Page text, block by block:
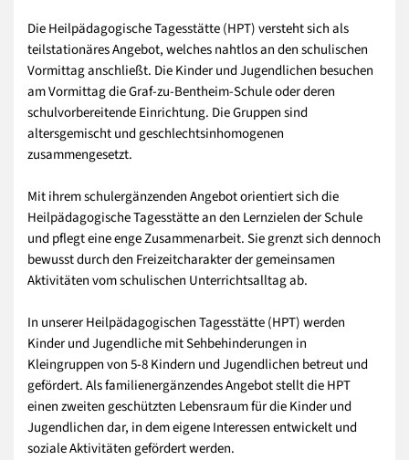
Die Heilpädagogische Tagesstätte (HPT) versteht sich als
teilstationäres Angebot, welches nahtlos an den schulischen
Vormittag anschließt. Die Kinder und Jugendlichen besuchen
am Vormittag die Graf-zu-Bentheim-Schule oder deren
schulvorbereitende Einrichtung. Die Gruppen sind
altersgemischt und geschlechtsinhomogenen
zusammengesetzt.
Mit ihrem schulergänzenden Angebot orientiert sich die
Heilpädagogische Tagesstätte an den Lernzielen der Schule
und pflegt eine enge Zusammenarbeit. Sie grenzt sich dennoch
bewusst durch den Freizeitcharakter der gemeinsamen
Aktivitäten vom schulischen Unterrichtsalltag ab.
In unserer Heilpädagogischen Tagesstätte (HPT) werden
Kinder und Jugendliche mit Sehbehinderungen in
Kleingruppen von 5-8 Kindern und Jugendlichen betreut und
gefördert. Als familienergänzendes Angebot stellt die HPT
einen zweiten geschützten Lebensraum für die Kinder und
Jugendlichen dar, in dem eigene Interessen entwickelt und
soziale Aktivitäten gefördert werden.